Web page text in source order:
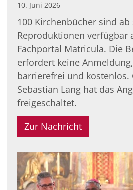
10. Juni 2026
100 Kirchenbücher sind
Reproduktionen verfügbar
Fachportal Matricula. Die
erfordert keine
barrierefrei und kostenlos.
Sebastian Lang hat das
freigeschaltet.
Zur Nachricht